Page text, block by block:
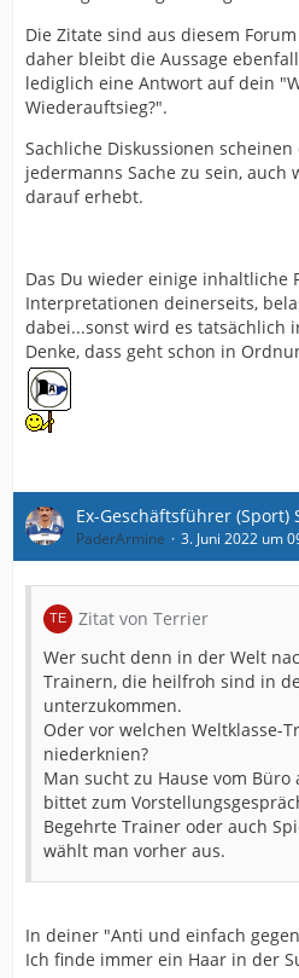
Die Zitate sind aus diesem
daher bleibt die Aussage
lediglich eine Antwort auf dein
Wiederauftsieg?".
Sachliche Diskussionen
jedermanns Sache zu sein, auch
darauf erhebt.
Das Du wieder einige inhaltliche
Interpretationen deinerseits,
dabei...sonst wird es tatsächlich
Denke, dass geht schon in
Ex-Geschäftsführer (Sport)
PaderArmine 3. Juni 2022 um
Zitat von Terrier
Wer sucht denn in der Welt
Trainern, die heilfroh sind in
unterzukommen.
Oder vor welchen Weltklasse-
niederknien?
Man sucht zu Hause vom
bittet zum
Begehrte Trainer oder auch
wählt man vorher aus.
In deiner "Anti und einfach
Ich finde immer ein Haar in der